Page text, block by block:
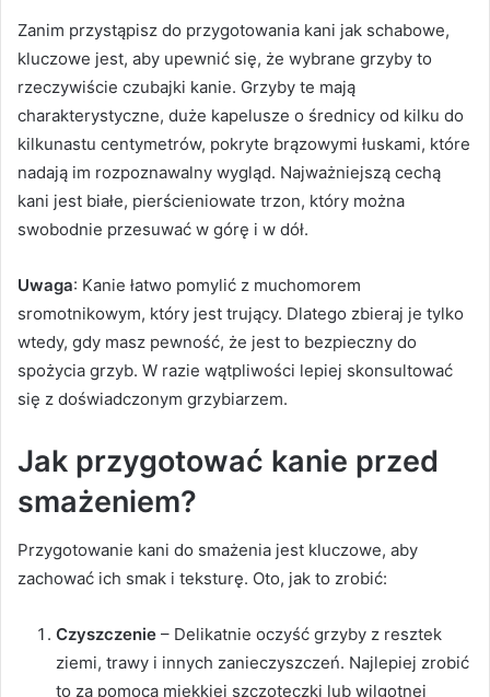
Zanim przystąpisz do przygotowania kani jak schabowe,
kluczowe jest, aby upewnić się, że wybrane grzyby to
rzeczywiście czubajki kanie. Grzyby te mają
charakterystyczne, duże kapelusze o średnicy od kilku do
kilkunastu centymetrów, pokryte brązowymi łuskami, które
nadają im rozpoznawalny wygląd. Najważniejszą cechą
kani jest białe, pierścieniowate trzon, który można
swobodnie przesuwać w górę i w dół.
Uwaga: Kanie łatwo pomylić z muchomorem
sromotnikowym, który jest trujący. Dlatego zbieraj je tylko
wtedy, gdy masz pewność, że jest to bezpieczny do
spożycia grzyb. W razie wątpliwości lepiej skonsultować
się z doświadczonym grzybiarzem.
Jak przygotować kanie przed
smażeniem?
Przygotowanie kani do smażenia jest kluczowe, aby
zachować ich smak i teksturę. Oto, jak to zrobić:
Czyszczenie – Delikatnie oczyść grzyby z resztek
ziemi, trawy i innych zanieczyszczeń. Najlepiej zrobić
to za pomocą miękkiej szczoteczki lub wilgotnej